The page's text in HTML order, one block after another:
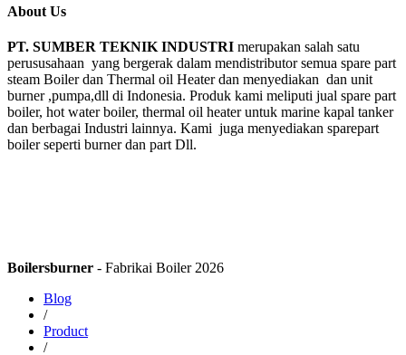
About Us
PT. SUMBER TEKNIK INDUSTRI merupakan salah satu
perususahaan yang bergerak dalam mendistributor semua spare part
steam Boiler dan Thermal oil Heater dan menyediakan dan unit
burner ,pumpa,dll di Indonesia. Produk kami meliputi jual spare part
boiler, hot water boiler, thermal oil heater untuk marine kapal tanker
dan berbagai Industri lainnya. Kami juga menyediakan sparepart
boiler seperti burner dan part Dll.
Boilersburner - Fabrikai Boiler 2026
Blog
/
Product
/